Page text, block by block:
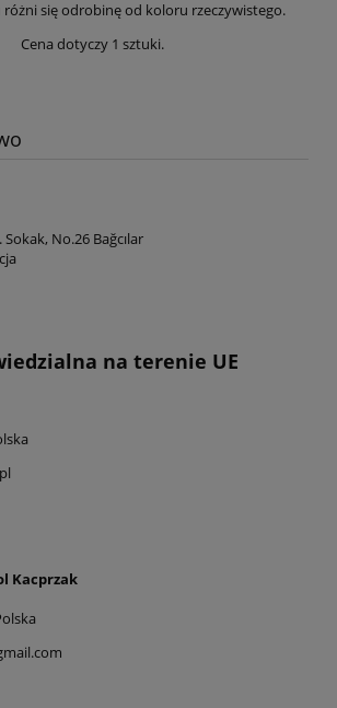
różni się odrobinę od koloru rzeczywistego.
Cena dotyczy 1 sztuki.
No.26 Bağcılar
na terenie UE
Kacprzak